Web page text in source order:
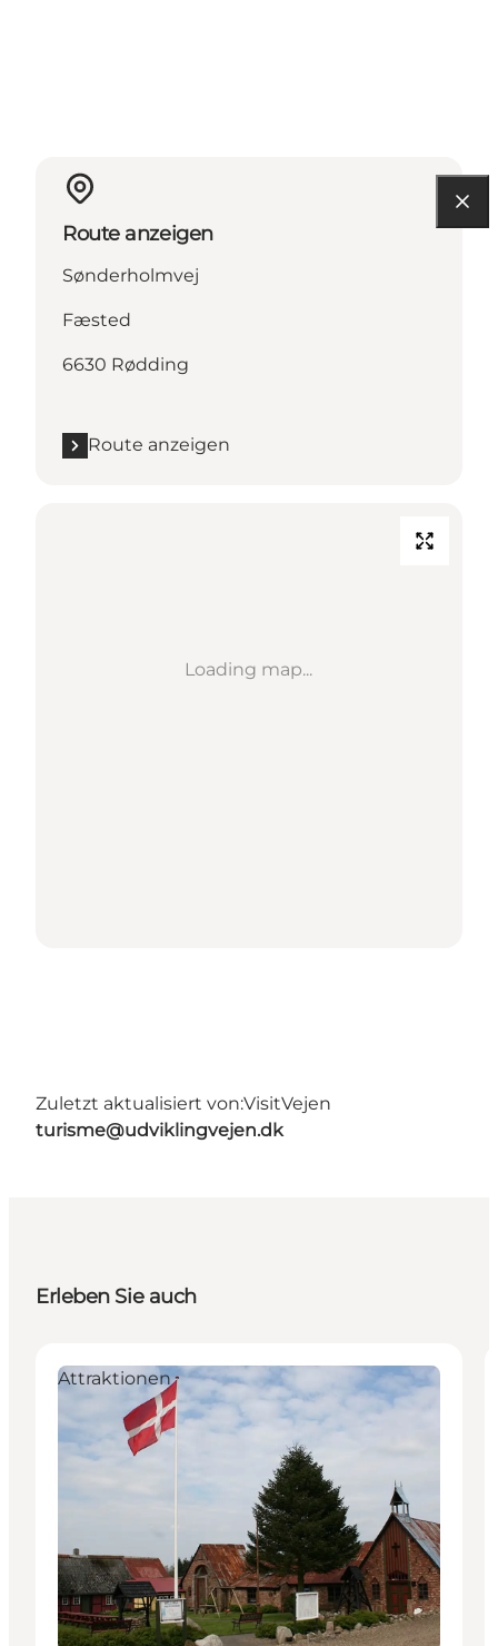
Route anzeigen
Sønderholmvej
Fæsted
6630 Rødding
Route anzeigen
Loading map...
Zuletzt aktualisiert von:VisitVejen
turisme@udviklingvejen.dk
Erleben Sie auch
Attraktionen